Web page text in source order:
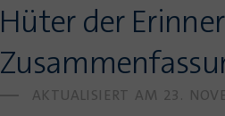
Hüter der
AKTUALISIERT AM 23.